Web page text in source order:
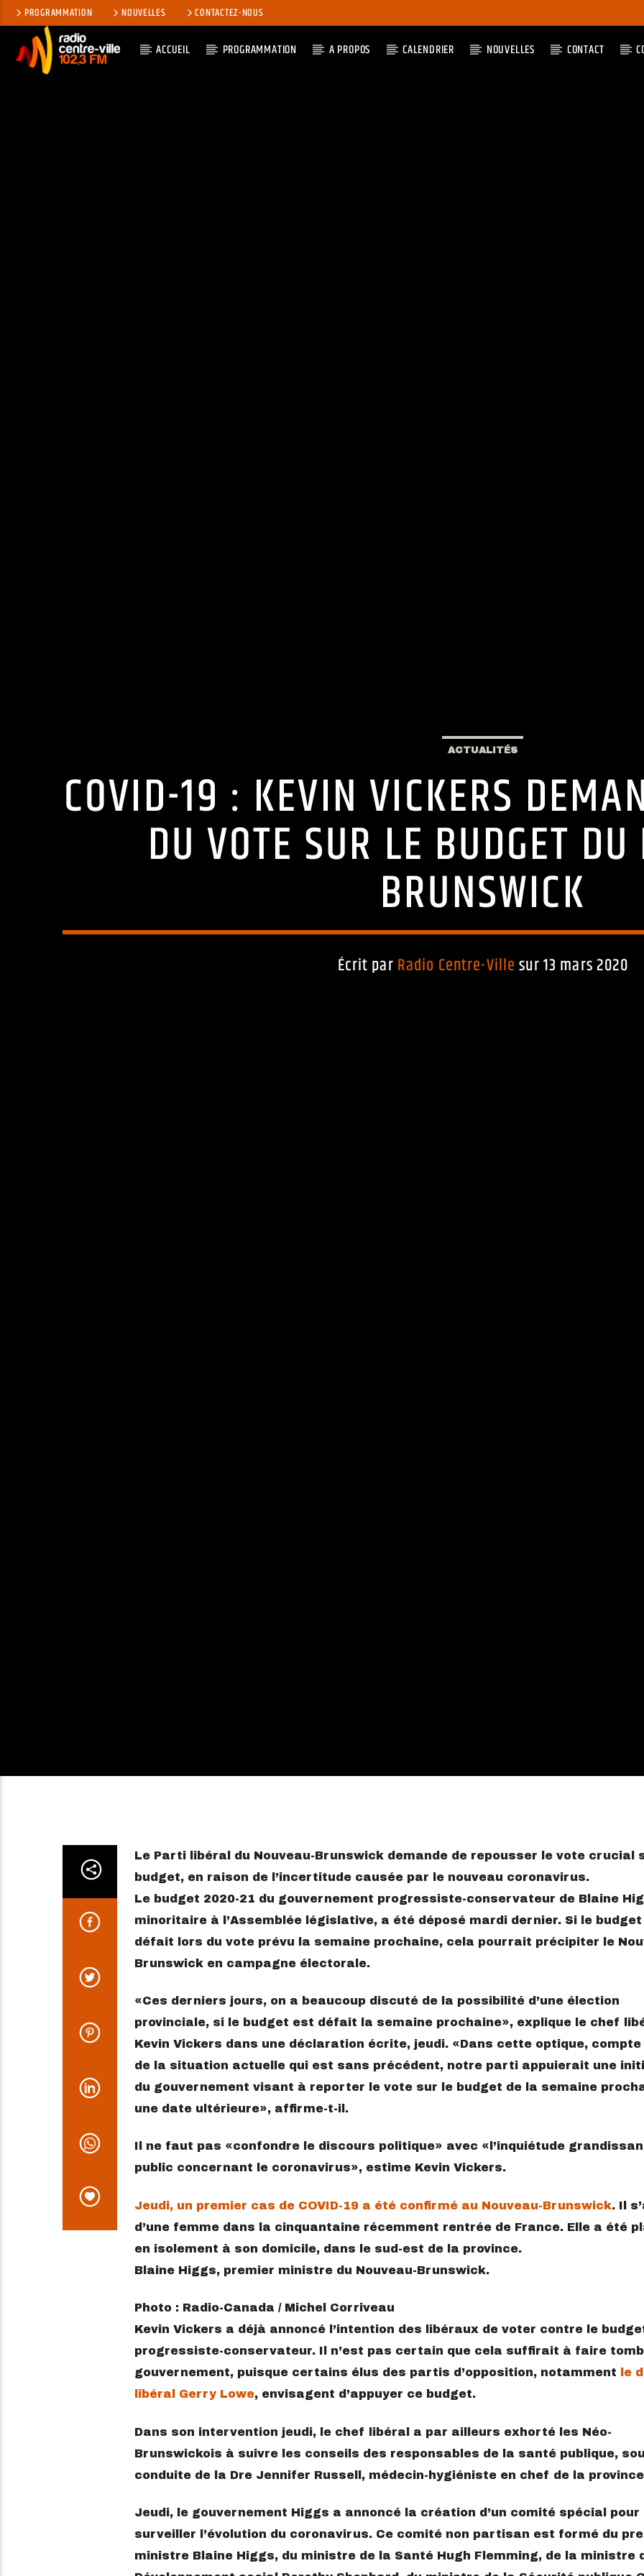
PROGRAMMATION NOUVELLES CONTACTEZ-NOUS
ACCUEIL PROGRAMMATION A PROPOS CALENDRIER NOUVELLES CONTACT
ACTUALITÉS
COVID-19 : KEVIN VICKERS
DU VOTE SUR LE BUDGET
BRUNSWICK
Écrit par Radio Centre-Ville sur 13 mars 2020
Le Parti libéral du Nouveau-Brunswick demande de repousser le vote crucial
budget, en raison de l’incertitude causée par le nouveau coronavirus.
Le budget 2020-21 du gouvernement progressiste-conservateur de Blaine
minoritaire à l’Assemblée législative, a été déposé mardi dernier. Si le
défait lors du vote prévu la semaine prochaine, cela pourrait précipiter le
Brunswick en campagne électorale.
Ces derniers jours, on a beaucoup discuté de la possibilité d’une élection
provinciale, si le budget est défait la semaine prochaine
, explique le chef
Kevin Vickers dans une déclaration écrite, jeudi.
Dans cette optique, compte
de la situation actuelle qui est sans précédent, notre parti appuierait une
du gouvernement visant à reporter le vote sur le budget de la semaine
une date ultérieure
, affirme-t-il.
Il ne faut pas confondre le discours politique avec
l’inquiétude
public concernant le coronavirus
, estime Kevin Vickers.
Jeudi, un premier cas de COVID-19 a été confirmé au Nouveau-Brunswick. Il
d’une femme dans la cinquantaine récemment rentrée de France. Elle a été
en isolement à son domicile, dans le sud-est de la province.
Blaine Higgs, premier ministre du Nouveau-Brunswick.
Photo : Radio-Canada / Michel Corriveau
Kevin Vickers a déjà annoncé l’intention des libéraux de voter contre le
progressiste-conservateur. Il n’est pas certain que cela suffirait à faire
gouvernement, puisque certains élus des partis d’opposition, notamment
le
libéral Gerry Lowe, envisagent d’appuyer ce budget.
Dans son intervention jeudi, le chef libéral a par ailleurs exhorté les Néo-
Brunswickois à suivre les conseils des responsables de la santé publique,
conduite de la Dre Jennifer Russell, médecin-hygiéniste en chef de la
Jeudi, le gouvernement Higgs a annoncé la création d’un comité spécial pour
surveiller l’évolution du coronavirus. Ce comité non partisan est formé du
ministre Blaine Higgs, du ministre de la Santé Hugh Flemming, de la ministre